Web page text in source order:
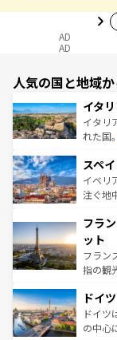
AD
AD
人気の国と地域
イタ
イタリ
れた国。
ろん、
景など
ピザや
ませて
なお、
しい。
スペ
イベリ
注ぐ地
文化が
れる闘
る。首
アート
せる。
ンテン
フラ
ット
フラン
指の観
で、幅
聖堂、
から魅
ドイツ
ドイツ
の中心